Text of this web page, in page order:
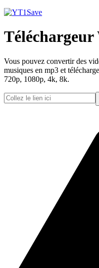
Vous pouvez convertir des
musiques en mp3 et
720p, 1080p, 4k, 8k.